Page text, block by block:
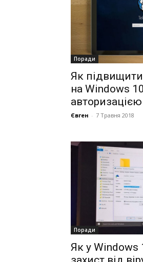
Поради
Як
на Windows
авторизацією
Євген - 7 Травня 2018
Поради
Як у Windows